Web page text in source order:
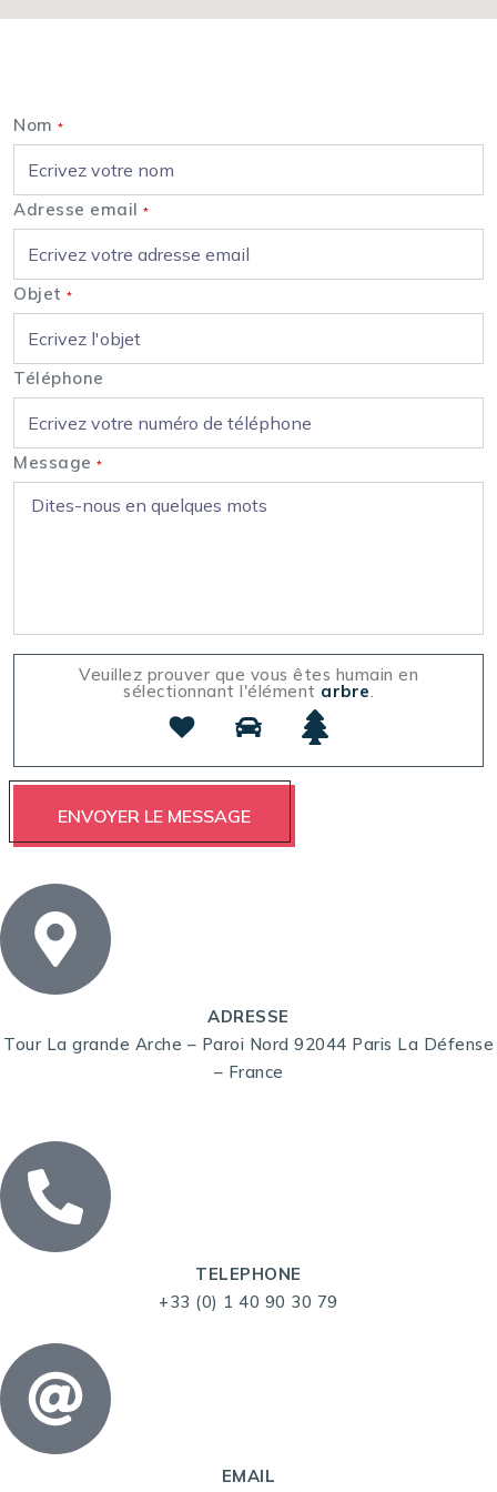
Nom *
Adresse email *
Objet *
Téléphone
Message *
Veuillez prouver que vous êtes humain en
sélectionnant l'élément arbre.
ADRESSE
Tour La grande Arche – Paroi Nord 92044 Paris La Défense
– France
TELEPHONE
+33 (0) 1 40 90 30 79
EMAIL